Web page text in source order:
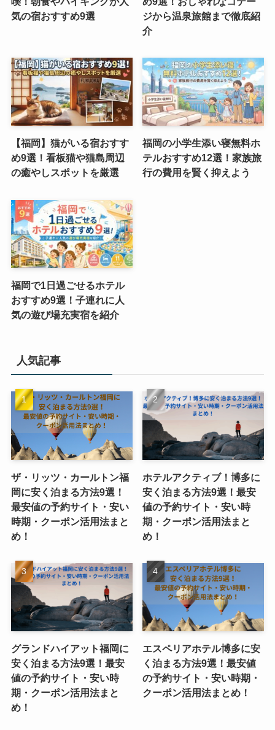
気の宿おすすめ9選
ジから温泉旅館まで徹底紹
介
【福岡】猫がいる宿おすす
め9選！看板猫や猫島周辺
の癒やしスポットを厳選
福岡の小学生添い寝無料ホ
テルおすすめ12選！家族旅
行の費用を賢く抑えよう
福岡で1日過ごせるホテル
おすすめ9選！子連れに人
気の遊び場充実宿を紹介
人気記事
ザ・リッツ・カールトン福
岡に安く泊まる方法9選！
最安値の予約サイト・安い
時期・クーポン活用法まと
め！
ホテルアクティブ！博多に
安く泊まる方法9選！最安
値の予約サイト・安い時
期・クーポン活用法まと
め！
グランドハイアット福岡に
安く泊まる方法9選！最安
値の予約サイト・安い時
期・クーポン活用法まと
め！
エスペリアホテル博多に安
く泊まる方法9選！最安値
の予約サイト・安い時期・
クーポン活用法まとめ！